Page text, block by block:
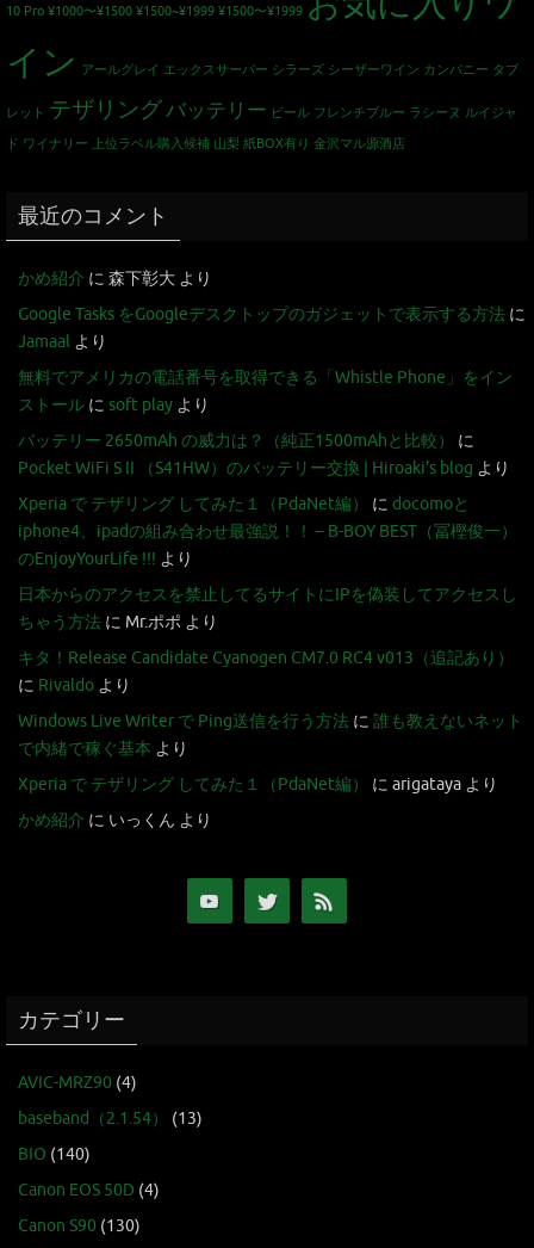
10 Pro ¥1000〜¥1500 ¥1500~¥1999 ¥1500〜¥1999
イン アールグレイ エックスサーバー シラーズ シーザーワイン カンパニー タブ
レット テザリングバッテリー ビール フレンチブルー ラシーヌ ルイジャ
ド ワイナリー 上位ラベル購入候補 山梨 紙BOX有り 金沢マル源酒店
最近のコメント
かめ紹介 に 森下彰大 より
Google Tasks をGoogleデスクトップのガジェットで表示する方法 に
Jamaal より
無料でアメリカの電話番号を取得できる「Whistle Phone」をイン
ストール に soft play より
バッテリー 2650mAh の威力は？（純正1500mAhと比較）
に
Pocket WiFi S II （S41HW）のバッテリー交換 | Hiroaki's blog より
Xperia で テザリング してみた１（PdaNet編）
に docomoと
iphone4、ipadの組み合わせ最強説！！ – B-BOY BEST（冨樫俊一）
のEnjoyYourLife !!! より
日本からのアクセスを禁止してるサイトにIPを偽装してアクセスし
ちゃう方法 に Mr.ポポ より
キタ！Release Candidate Cyanogen CM7.0 RC4 v013（追記あり）
に Rivaldo より
Windows Live Writer で Ping送信を行う方法 に 誰も教えないネット
で内緒で稼ぐ基本 より
Xperia で テザリング してみた１（PdaNet編）
に arigataya より
かめ紹介 に いっくん より
カテゴリー
AVIC-MRZ90 (4)
baseband（2.1.54）
(13)
BIO (140)
Canon EOS 50D (4)
Canon S90 (130)